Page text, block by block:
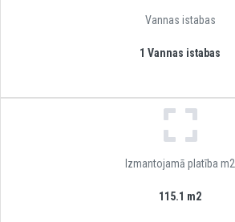
Vannas istabas
1 Vannas istabas
Izmantojamā platība m2
115.1 m2